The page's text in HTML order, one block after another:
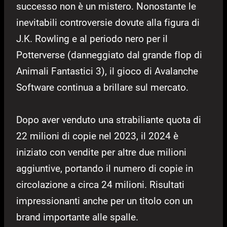
successo non è un mistero. Nonostante le
inevitabili controversie dovute alla figura di
J.K. Rowling e al periodo nero per il
Potterverse (danneggiato dal grande flop di
Animali Fantastici 3), il gioco di Avalanche
Software continua a brillare sul mercato.
Dopo aver venduto una strabiliante quota di
22 milioni di copie nel 2023, il 2024 è
iniziato con vendite per altre due milioni
aggiuntive, portando il numero di copie in
circolazione a circa 24 milioni. Risultati
impressionanti anche per un titolo con un
brand importante alle spalle.